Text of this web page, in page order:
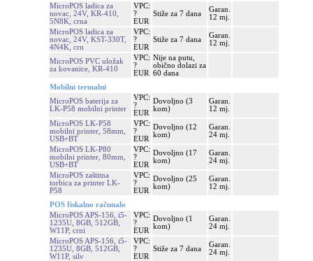
MicroPOS ladica za
novac, 24V, KR-410,
5N8K, crna
VPC:
?
EUR
Stiže za 7 dana
Garan.
12 mj.
MicroPOS ladica za
novac, 24V, KST-330T,
4N4K, crn
VPC:
?
EUR
Stiže za 7 dana
Garan.
12 mj.
MicroPOS PVC uložak
za kovanice, KR-410
VPC:
?
EUR
Nije na putu,
obično dolazi za
60 dana
Mobilni termalni
MicroPOS baterija za
LK-P58 mobilni printer
VPC:
?
EUR
Dovoljno (3
kom)
Garan.
12 mj.
MicroPOS LK-P58
mobilni printer, 58mm,
USB+BT
VPC:
?
EUR
Dovoljno (12
kom)
Garan.
24 mj.
MicroPOS LK-P80
mobilni printer, 80mm,
USB+BT
VPC:
?
EUR
Dovoljno (17
kom)
Garan.
24 mj.
MicroPOS zaštitna
torbica za printer LK-
P58
VPC:
?
EUR
Dovoljno (25
kom)
Garan.
12 mj.
POS fiskalno računalo
MicroPOS APS-156, i5-
1235U, 8GB, 512GB,
W11P, crni
VPC:
?
EUR
Dovoljno (1
kom)
Garan.
24 mj.
MicroPOS APS-156, i5-
1235U, 8GB, 512GB,
W11P, silv
VPC:
?
EUR
Stiže za 7 dana
Garan.
24 mj.